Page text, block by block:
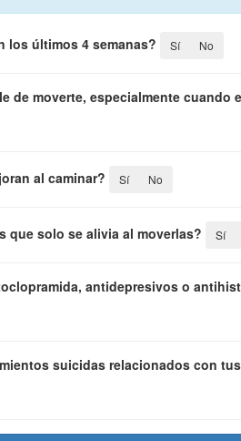
los últimos 4 semanas? Sí No
de moverte, especialmente cuando
al caminar? Sí No
que solo se alivia al moverlas? Sí
antidepresivos o
suicidas relacionados con